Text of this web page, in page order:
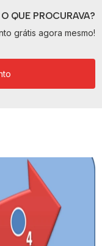
QUE PROCURAVA?
grátis agora mesmo!